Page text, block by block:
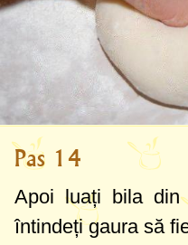
Pas 14
Apoi luați bila
întindeți gaura să